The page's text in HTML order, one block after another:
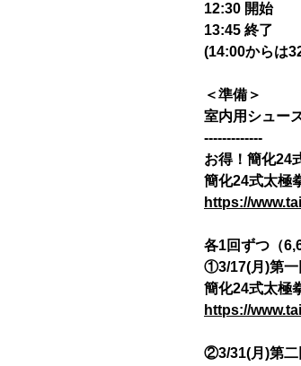
12:30 開始
13:45 終了
(14:00からは
＜準備＞
室内用シュー
-------------
お得！簡化24
簡化24式太極
https://
各1回ずつ（
①3/17(月)第
簡化24式太極
https://
②3/31(月)第